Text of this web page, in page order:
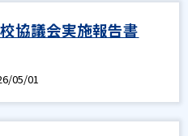
協議会実施報告書
05/01